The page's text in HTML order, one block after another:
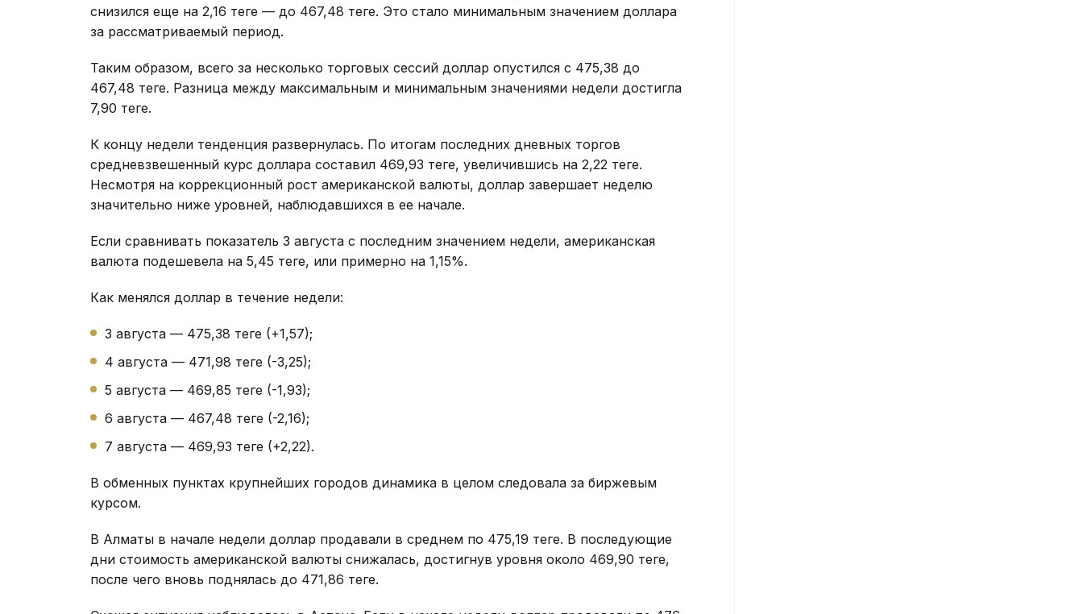
снизился еще на 2,16 теңге — до 467,48 теңге. Это стало минимальным значением доллара
за рассматриваемый период.
Таким образом, всего за несколько торговых сессий доллар опустился с 475,38 до
467,48 теңге. Разница между максимальным и минимальным значениями недели достигла
7,90 теңге.
К концу недели тенденция развернулась. По итогам последних дневных торгов
средневзвешенный курс доллара составил 469,93 теңге, увеличившись на 2,22 теңге.
Несмотря на коррекционный рост американской валюты, доллар завершает неделю
значительно ниже уровней, наблюдавшихся в ее начале.
Если сравнивать показатель 3 августа с последним значением недели, американская
валюта подешевела на 5,45 теңге, или примерно на 1,15%.
Как менялся доллар в течение недели:
3 августа — 475,38 теңге (+1,57);
4 августа — 471,98 теңге (-3,25);
5 августа — 469,85 теңге (-1,93);
6 августа — 467,48 теңге (-2,16);
7 августа — 469,93 теңге (+2,22).
В обменных пунктах крупнейших городов динамика в целом следовала за биржевым
курсом.
В Алматы в начале недели доллар продавали в среднем по 475,19 теңге. В последующие
дни стоимость американской валюты снижалась, достигнув уровня около 469,90 теңге,
после чего вновь поднялась до 471,86 теңге.